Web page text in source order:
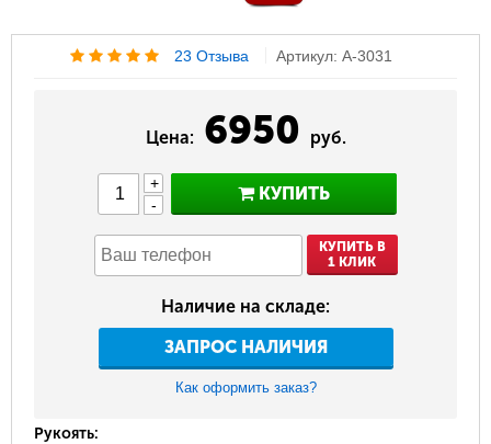
23 Отзыва Артикул: A-3031
Цена: 6950 руб.
+
-
КУПИТЬ
КУПИТЬ В
1 КЛИК
Наличие на складе:
ЗАПРОС НАЛИЧИЯ
Как оформить заказ?
Рукоять: